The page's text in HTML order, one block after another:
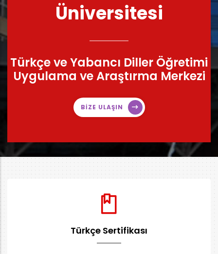
Üniversitesi
Türkçe ve Yabancı Diller Öğretimi
Uygulama ve Araştırma Merkezi
BİZE ULAŞIN
Türkçe Sertifikası